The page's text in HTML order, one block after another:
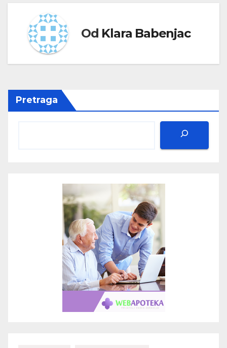
Od Klara Babenjac
Pretraga